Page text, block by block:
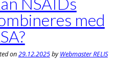
med
on29.12.2025byWebmaster RELIS